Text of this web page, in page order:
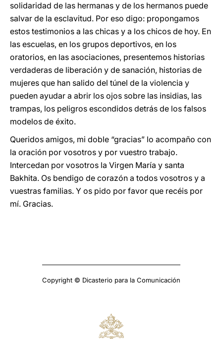
solidaridad de las hermanas y de los hermanos puede
salvar de la esclavitud. Por eso digo: propongamos
estos testimonios a las chicas y a los chicos de hoy. En
las escuelas, en los grupos deportivos, en los
oratorios, en las asociaciones, presentemos historias
verdaderas de liberación y de sanación, historias de
mujeres que han salido del túnel de la violencia y
pueden ayudar a abrir los ojos sobre las insidias, las
trampas, los peligros escondidos detrás de los falsos
modelos de éxito.
Queridos amigos, mi doble “gracias” lo acompaño con
la oración por vosotros y por vuestro trabajo.
Intercedan por vosotros la Virgen María y santa
Bakhita. Os bendigo de corazón a todos vosotros y a
vuestras familias. Y os pido por favor que recéis por
mí. Gracias.
Copyright © Dicasterio para la Comunicación